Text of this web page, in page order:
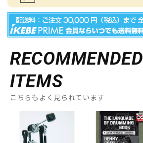
RECOMMENDED
ITEMS
こちらもよく見られています